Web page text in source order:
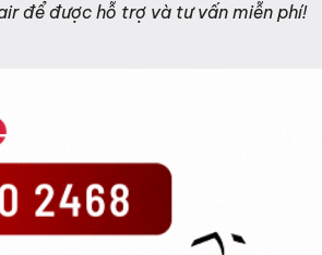
để được hỗ trợ và tư vấn miễn phí!